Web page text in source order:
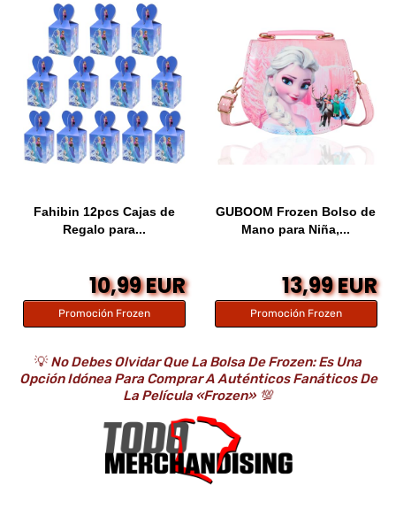
Fahibin 12pcs Cajas de
Regalo para...
10,99 EUR
Promoción Frozen
GUBOOM Frozen Bolso de
Mano para Niña,...
13,99 EUR
Promoción Frozen
💡 No Debes Olvidar Que La Bolsa De Frozen: Es Una
Opción Idónea Para Comprar A Auténticos Fanáticos De
La Película «Frozen» 💯